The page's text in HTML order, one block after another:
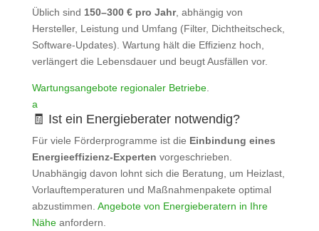
Üblich sind 150–300 € pro Jahr, abhängig von
Hersteller, Leistung und Umfang (Filter, Dichtheitscheck,
Software‑Updates). Wartung hält die Effizienz hoch,
verlängert die Lebensdauer und beugt Ausfällen vor.
Wartungsangebote regionaler Betriebe.
a
🧾 Ist ein Energieberater notwendig?
Für viele Förderprogramme ist die Einbindung eines
Energieeffizienz‑Experten vorgeschrieben.
Unabhängig davon lohnt sich die Beratung, um Heizlast,
Vorlauftemperaturen und Maßnahmenpakete optimal
abzustimmen. Angebote von Energieberatern in Ihre
Näheanfordern.